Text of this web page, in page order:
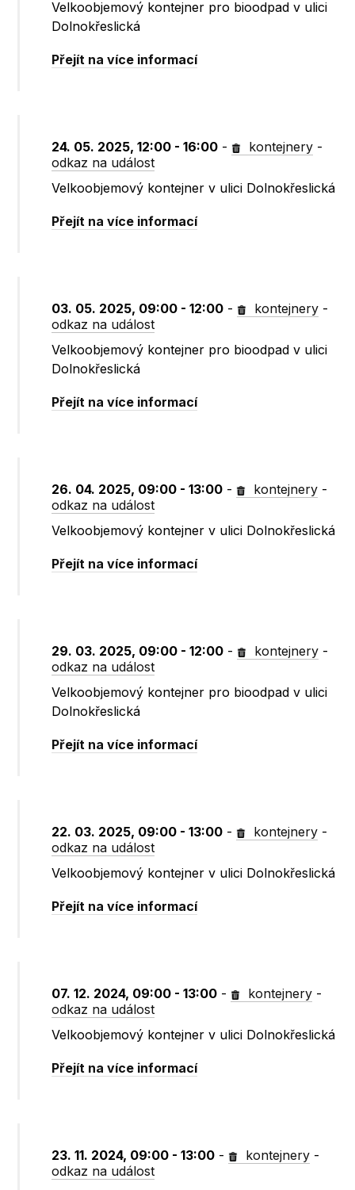
Velkoobjemový kontejner pro bioodpad v ulici
Dolnokřeslická
Přejít na více informací
24. 05. 2025, 12:00 - 16:00 - kontejnery -
odkaz na událost
Velkoobjemový kontejner v ulici Dolnokřeslická
Přejít na více informací
03. 05. 2025, 09:00 - 12:00 - kontejnery -
odkaz na událost
Velkoobjemový kontejner pro bioodpad v ulici
Dolnokřeslická
Přejít na více informací
26. 04. 2025, 09:00 - 13:00 - kontejnery -
odkaz na událost
Velkoobjemový kontejner v ulici Dolnokřeslická
Přejít na více informací
29. 03. 2025, 09:00 - 12:00 - kontejnery -
odkaz na událost
Velkoobjemový kontejner pro bioodpad v ulici
Dolnokřeslická
Přejít na více informací
22. 03. 2025, 09:00 - 13:00 - kontejnery -
odkaz na událost
Velkoobjemový kontejner v ulici Dolnokřeslická
Přejít na více informací
07. 12. 2024, 09:00 - 13:00 - kontejnery -
odkaz na událost
Velkoobjemový kontejner v ulici Dolnokřeslická
Přejít na více informací
23. 11. 2024, 09:00 - 13:00 - kontejnery -
odkaz na událost